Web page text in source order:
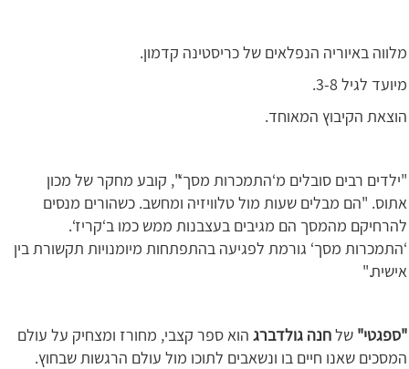
מלווה באיוריה הנפלאים של כריסטינה קדמון.
מיועד לגיל 3-8.
הוצאת הקיבוץ המאוחד.
"ילדים רבים סובלים מ‘התמכרות מסך‘", קובע מחקר של מכון
אתוס. "הם מבלים שעות מול טלוויזיה ומחשב. כשהורים מנסים
להרחיקם מהמסך הם מגיבים בעצבנות ממש כמו ב‘קריז‘.
‘התמכרות מסך‘ גורמת לפגיעה בהתפתחות מיומנויות תקשורת בין
אישית."
"ספגטי" שלחנה גולדברג הוא ספר קצבי, מחורז ומצחיק על עולם
המסכים שאנו חיים בו ונשאבים לתוכו מול עולם הרגשות שבחוץ.